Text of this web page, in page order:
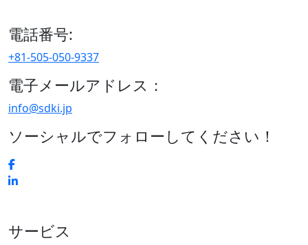
電話番号:
+81-505-050-9337
電子メールアドレス：
info@sdki.jp
ソーシャルでフォローしてください！
サービス